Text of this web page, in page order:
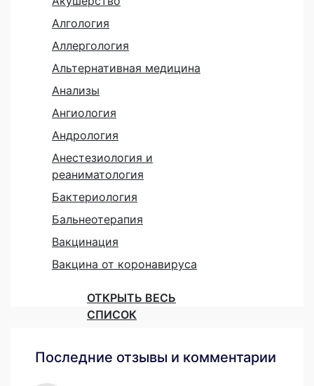
Алгология
Аллергология
Альтернативная медицина
Анализы
Ангиология
Андрология
Анестезиология и
реаниматология
Бактериология
Бальнеотерапия
Вакцинация
Вакцина от коронавируса
ОТКРЫТЬ ВЕСЬ
СПИСОК
Последние отзывы и комментарии